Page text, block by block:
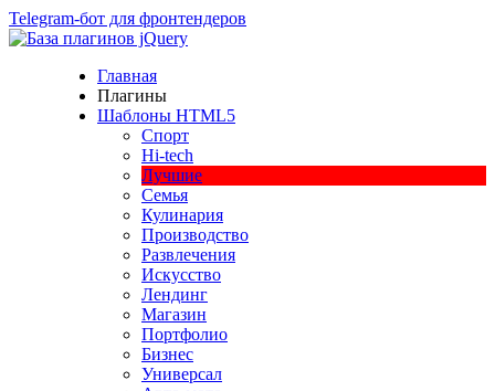
Telegram-бот для фронтендеров
Главная
Плагины
Шаблоны HTML5
Спорт
Hi-tech
Лучшие
Семья
Кулинария
Производство
Развлечения
Искусство
Лендинг
Магазин
Портфолио
Бизнес
Универсал